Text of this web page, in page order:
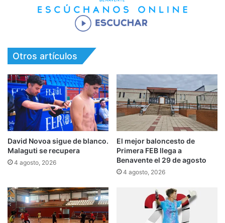
Otros artículos
David Novoa sigue de blanco.
Malaguti se recupera
4 agosto, 2026
El mejor baloncesto de
Primera FEB llega a
Benavente el 29 de agosto
4 agosto, 2026